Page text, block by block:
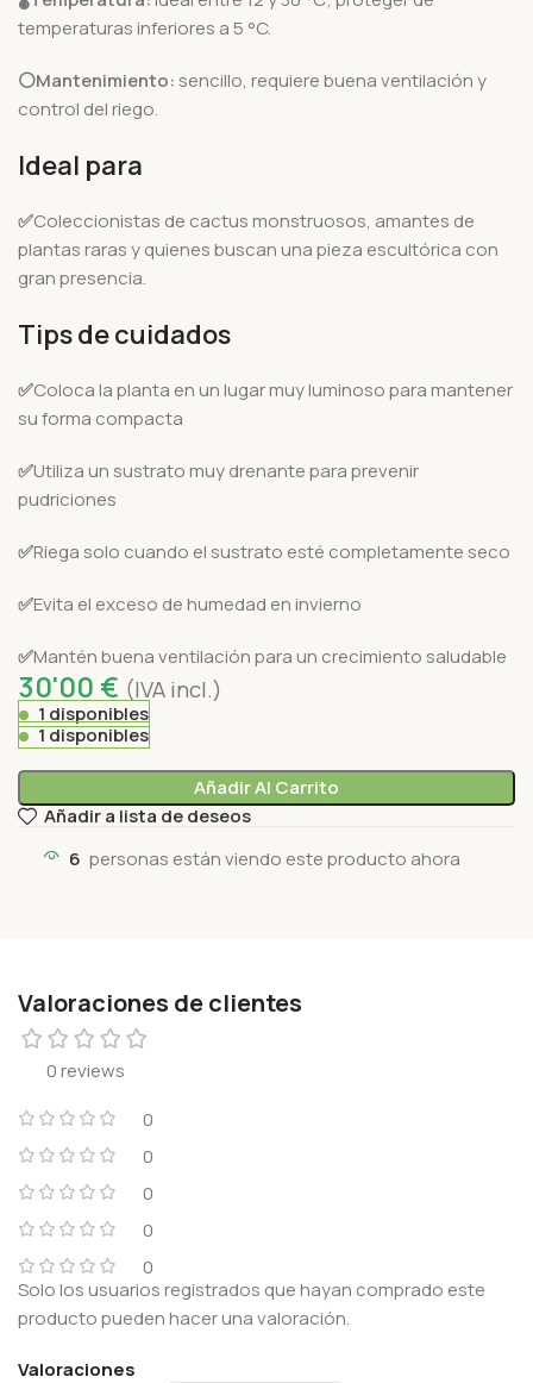
temperaturas inferiores a 5 °C.
⚪Mantenimiento: sencillo, requiere buena ventilación y
control del riego.
Ideal para
✅Coleccionistas de cactus monstruosos, amantes de
plantas raras y quienes buscan una pieza escultórica con
gran presencia.
Tips de cuidados
✅Coloca la planta en un lugar muy luminoso para mantener
su forma compacta
✅Utiliza un sustrato muy drenante para prevenir
pudriciones
✅Riega solo cuando el sustrato esté completamente seco
✅Evita el exceso de humedad en invierno
✅Mantén buena ventilación para un crecimiento saludable
30'00 € (IVA incl.)
1 disponibles
1 disponibles
Añadir Al Carrito
Añadir a lista de deseos
6 personas están viendo este producto ahora
Valoraciones de clientes
0 reviews
0
0
0
0
0
Valoraciones
Solo los usuarios registrados que hayan comprado este
producto pueden hacer una valoración.